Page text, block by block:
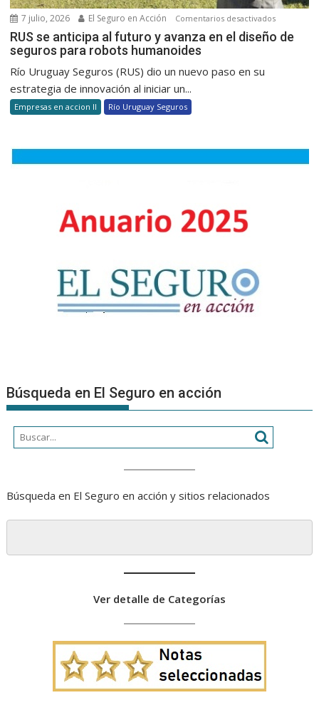
7 julio, 2026 El Seguro en Acción Comentarios desactivadosen
RUS
RUS se anticipa al futuro y avanza en el diseño de
seguros para robots humanoides
Río Uruguay Seguros (RUS) dio un nuevo paso en su
estrategia de innovación al iniciar un...
Empresas en accion II Río Uruguay Seguros
Búsqueda en El Seguro en acción
Búsqueda en El Seguro en acción y sitios relacionados
Ver detalle de Categorías